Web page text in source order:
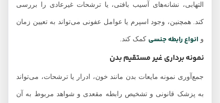
التهابی، نشانه‌های آسیب بافتی، یا ترشحات غیرعادی را بررسی
کند. همچنین، وجود اسپرم یا عوامل عفونی می‌تواند به تعیین زمان
انواع رابطه جنسیکمک کند.
نمونه برداری غیر مستقیم بدن
جمع‌آوری نمونه‌ مایعات بدن مانند خون، ادرار یا ترشحات، می‌تواند
به پزشک قانونی و تشخیص رابطه مقعدی و شواهد مربوط به آن